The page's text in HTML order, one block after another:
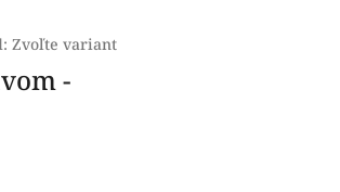
Zvoľte variant
-